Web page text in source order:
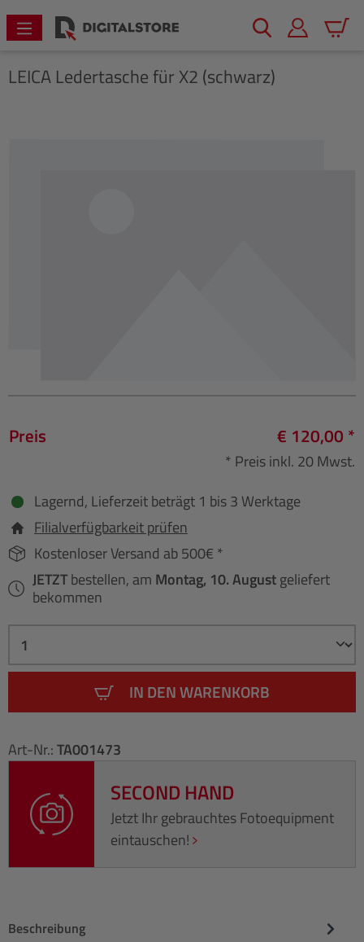
springen
LEICA Ledertasche für X2 (schwarz)
Preis € 120,00 *
* Preis inkl. 20 Mwst.
Lagernd, Lieferzeit beträgt 1 bis 3 Werktage
Filialverfügbarkeit prüfen
Kostenloser Versand ab 500€ *
JETZTbestellen, am Montag, 10. Augustgeliefert
bekommen
IN DEN WARENKORB
Art-Nr.:TA001473
SECOND HAND
Jetzt Ihr gebrauchtes Fotoequipment
eintauschen!
Beschreibung